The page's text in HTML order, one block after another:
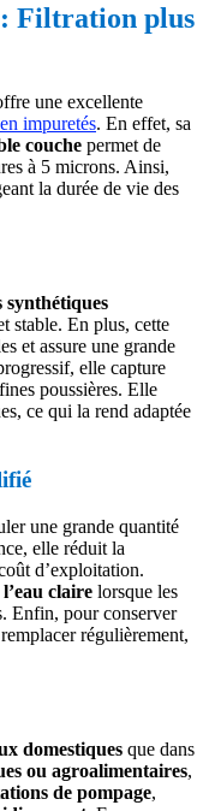
Filtration plus
une excellente
impuretés. En effet, sa
couche permet de
à 5 microns. Ainsi,
la durée de vie des
synthétiques
stable. En plus, cette
et assure une grande
elle capture
poussières. Elle
ce qui la rend adaptée
une grande quantité
elle réduit la
d’exploitation.
claire lorsque les
Enfin, pour conserver
régulièrement,
domestiques que dans
ou agroalimentaires,
de pompage,